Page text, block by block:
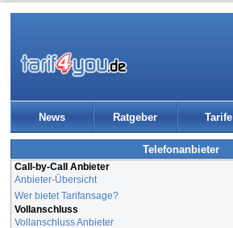
News Ratgeber Tarife
Telefonanbieter
Call-by-Call Anbieter
Anbieter-Übersicht
Wer bietet Tarifansage?
Vollanschluss
Vollanschluss Anbieter